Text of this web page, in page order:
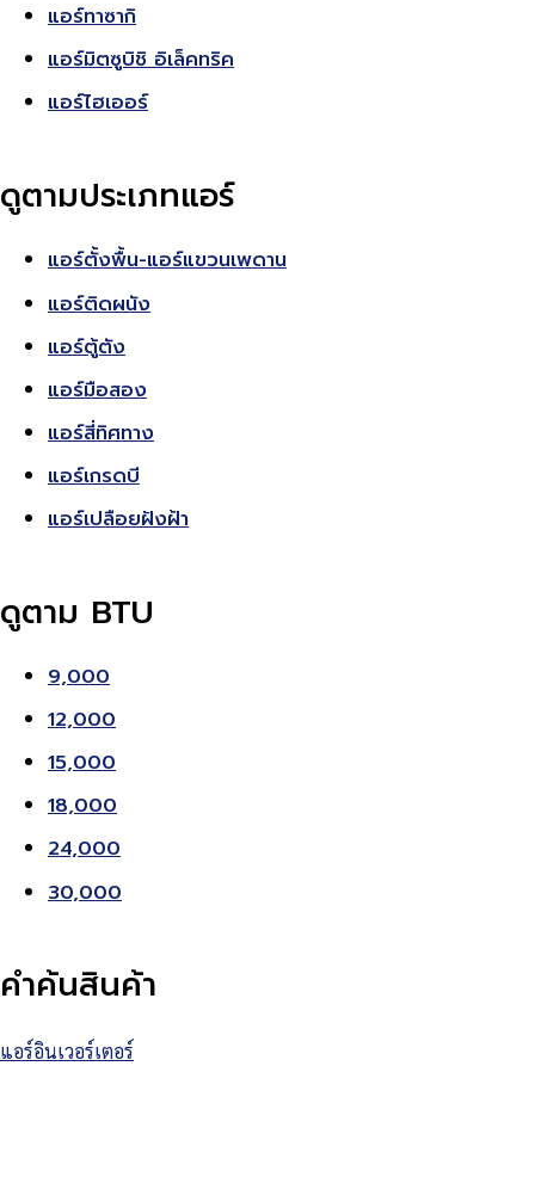
แอร์ทาซากิ
แอร์มิตซูบิชิ อิเล็คทริค
แอร์ไฮเออร์
ดูตามประเภทแอร์
แอร์ตั้งพื้น-แอร์แขวนเพดาน
แอร์ติดผนัง
แอร์ตู้ตัง
แอร์มือสอง
แอร์สี่ทิศทาง
แอร์เกรดบี
แอร์เปลือยฝังฝ้า
ดูตาม BTU
9,000
12,000
15,000
18,000
24,000
30,000
คำค้นสินค้า
แอร์อินเวอร์เตอร์